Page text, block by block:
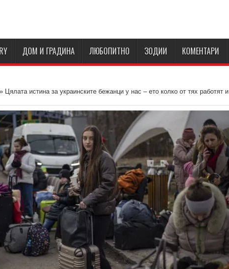
ДОМ И ГРАДИНА ЛЮБОПИТНО ЗОДИИ КОМЕНТАРИ
» Цялата истина за украинските бежанци у нас – ето колко от тях работят и